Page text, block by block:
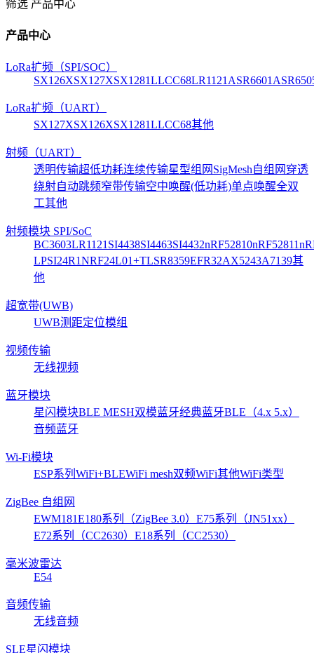
筛选 产品中心
产品中心
LoRa扩频（SPI/SOC）
SX126XSX127XSX1281LLCC68LR1121 ASR6601
LoRa扩频（UART）
SX127XSX126XSX1281LLCC68其他
射频（UART）
透明传输超低功耗连续传输星型组网 SigMesh自组网 穿透
绕射自动跳频窄带传输空中唤醒(低功耗)单点唤醒全双
工其他
射频模块 SPI/SoC
BC3603LR1121 SI4438SI4463SI4432nRF52810nRF52811
LPSI24R1NRF24L01+TLSR8359EFR32AX5243A7139其
他
超宽带(UWB)
UWB测距定位模组
视频传输
无线视频
蓝牙模块
星闪模块BLE MESH双模蓝牙经典蓝牙BLE（4.x 5.x）
音频蓝牙
Wi-Fi模块
ESP系列 WiFi+BLEWiFi mesh双频WiFi其他WiFi类型
ZigBee 自组网
EWM181E180系列（ZigBee 3.0） E75系列（JN51xx）
E72系列（CC2630） E18系列（CC2530）
毫米波雷达
E54
音频传输
无线音频
SLE星闪模块